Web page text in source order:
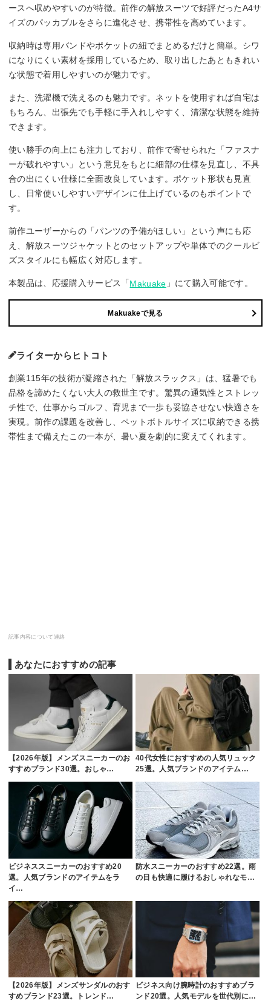
ースへ収めやすいのが特徴。前作の解放スーツで好評だったA4サ
イズのパッカブルをさらに進化させ、携帯性を高めています。
収納時は専用バンドやポケットの紐でまとめるだけと簡単。シワ
になりにくい素材を採用しているため、取り出したあともきれい
な状態で着用しやすいのが魅力です。
また、洗濯機で洗えるのも魅力です。ネットを使用すれば自宅は
もちろん、出張先でも手軽に手入れしやすく、清潔な状態を維持
できます。
使い勝手の向上にも注力しており、前作で寄せられた「ファスナ
ーが破れやすい」という意見をもとに細部の仕様を見直し、不具
合の出にくい仕様に全面改良しています。ポケット形状も見直
し、日常使いしやすいデザインに仕上げているのもポイントで
す。
前作ユーザーからの「パンツの予備がほしい」という声にも応
え、解放スーツジャケットとのセットアップや単体でのクールビ
ズスタイルにも幅広く対応します。
本製品は、応援購入サービス「Makuake 」にて購入可能です。
Makuakeで見る
ライターからヒトコト
創業115年の技術が凝縮された「解放スラックス」は、猛暑でも
品格を諦めたくない大人の救世主です。驚異の通気性とストレッ
チ性で、仕事からゴルフ、育児まで一歩も妥協させない快適さを
実現。前作の課題を改善し、ペットボトルサイズに収納できる携
帯性まで備えたこの一本が、暑い夏を劇的に変えてくれます。
記事内容について連絡
あなたにおすすめの記事
【2026年版】メンズスニーカーのお
すすめブランド30選。おしゃ…
40代女性におすすめの人気リュック
25選。人気ブランドのアイテム…
ビジネススニーカーのおすすめ20
選。人気ブランドのアイテムをラ
イ…
防水スニーカーのおすすめ22選。雨
の日も快適に履けるおしゃれなモ…
【2026年版】メンズサンダルのおす
すめブランド23選。トレンド…
ビジネス向け腕時計のおすすめブラ
ンド20選。人気モデルを世代別に…